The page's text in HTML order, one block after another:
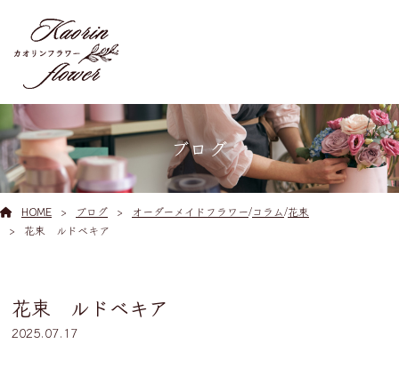
ブログ
HOME ブログ オーダーメイドフラワー/コラム/花束
花束 ルドベキア
花束 ルドベキア
2025.07.17